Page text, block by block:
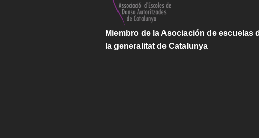
Miembro de la Asociación de escuelas
la generalitat de Catalunya